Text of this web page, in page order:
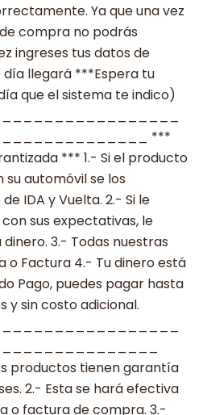
Ya que una vez
compra no podrás
ingreses tus datos de
día llegará ***Espera tu
que el sistema te indico)
***
*** 1.- Si el producto
automóvil se los
IDA y Vuelta. 2.- Si le
sus expectativas, le
3.- Todas nuestras
o Factura 4.- Tu dinero está
Pago, puedes pagar hasta
y sin costo adicional.
productos tienen garantía
2.- Esta se hará efectiva
o factura de compra. 3.-